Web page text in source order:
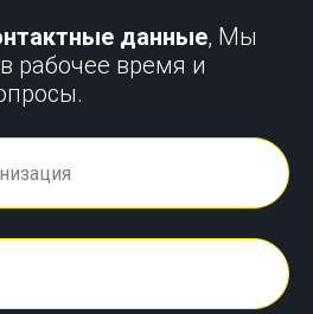
данные, Мы
рабочее время и